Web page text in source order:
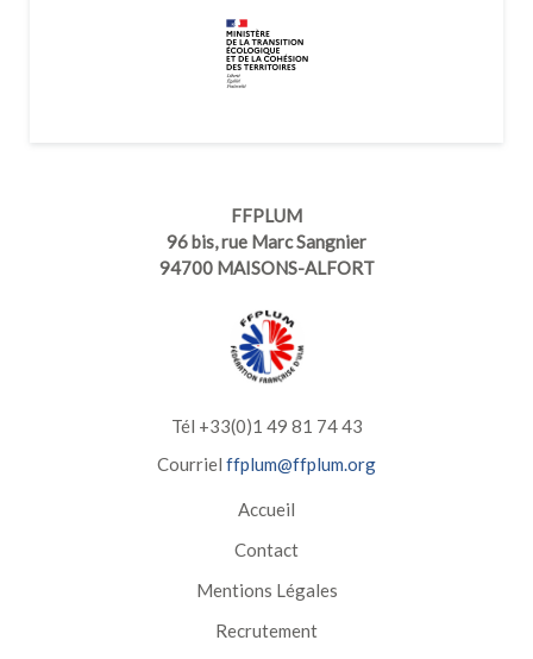
FFPLUM
96 bis, rue Marc Sangnier
94700 MAISONS-ALFORT
Tél +33(0)1 49 81 74 43
Courriel ffplum@ffplum.org
Accueil
Contact
Mentions Légales
Recrutement